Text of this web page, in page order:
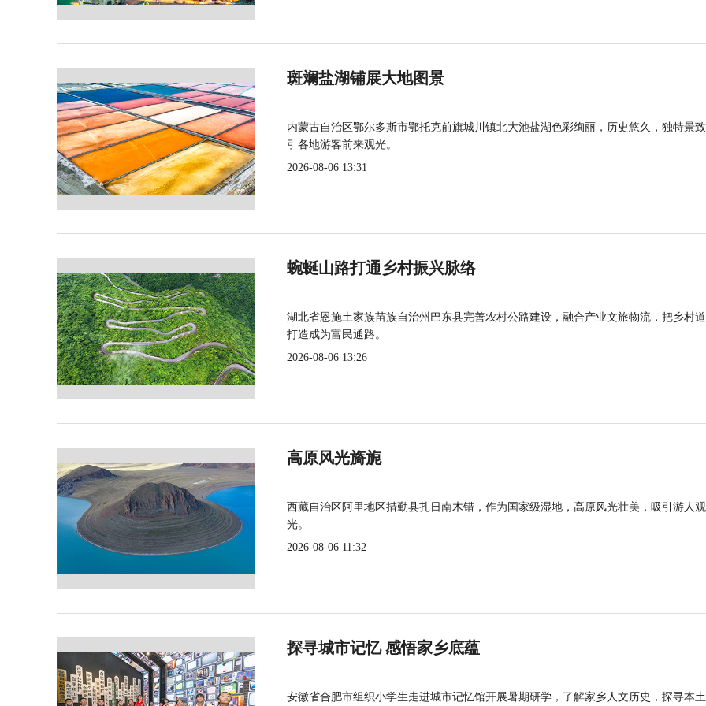
斑斓盐湖铺展大地图景
内蒙古自治区鄂尔多斯市鄂托克前旗城川镇北大池盐湖色彩绚丽，历史悠久，独特景
引各地游客前来观光。
2026-08-06 13:31
蜿蜒山路打通乡村振兴脉络
湖北省恩施土家族苗族自治州巴东县完善农村公路建设，融合产业文旅物流，把乡村
打造成为富民通路。
2026-08-06 13:26
高原风光旖旎
西藏自治区阿里地区措勤县扎日南木错，作为国家级湿地，高原风光壮美，吸引游人观
光。
2026-08-06 11:32
探寻城市记忆 感悟家乡底蕴
安徽省合肥市组织小学生走进城市记忆馆开展暑期研学，了解家乡人文历史，探寻本